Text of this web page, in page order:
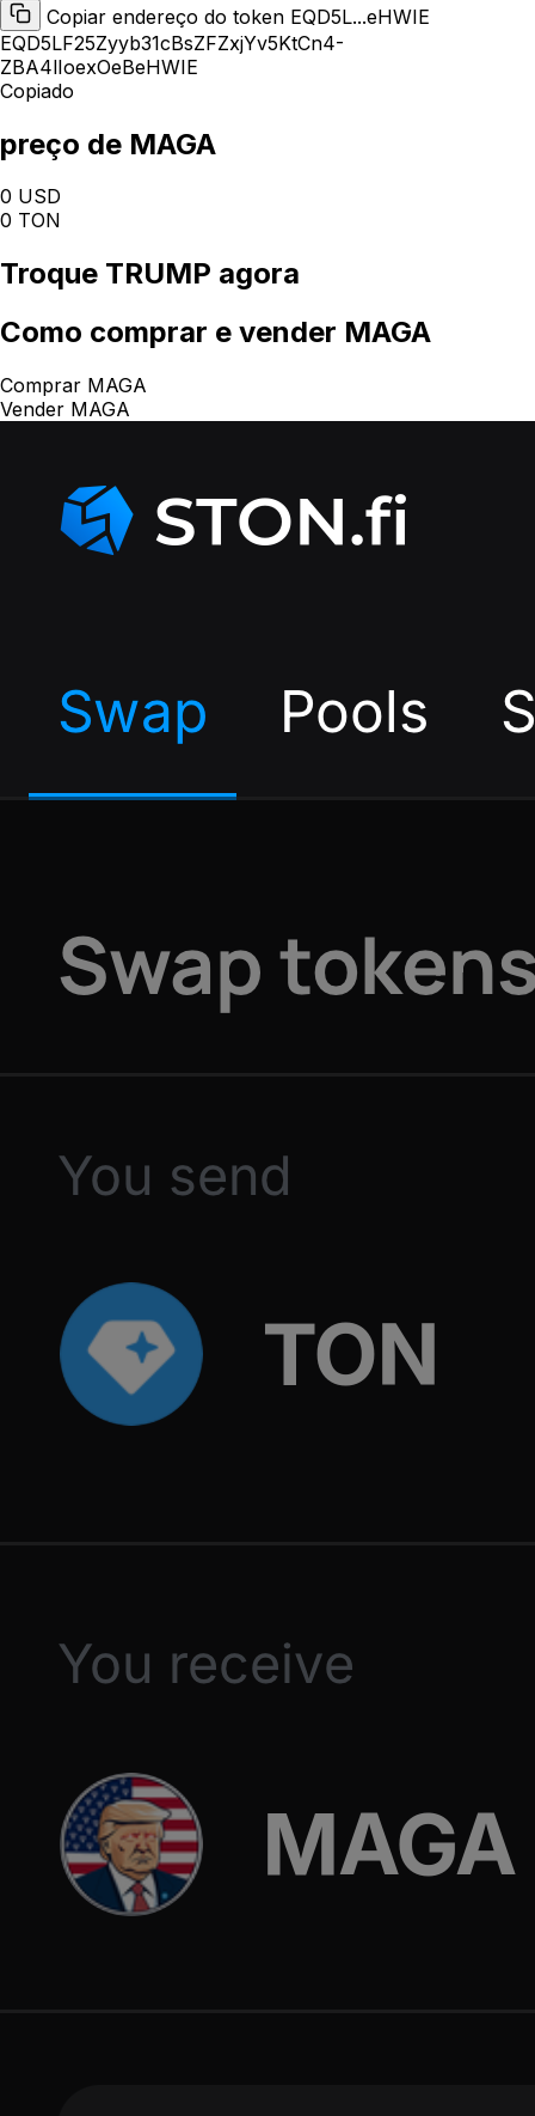
Copiar endereço do token EQD5L...eHWIE
EQD5LF25Zyyb31cBsZFZxjYv5KtCn4-
ZBA4lIoexOeBeHWIE
Copiado
preço de MAGA
0 USD
0 TON
Troque TRUMP agora
Como comprar e vender MAGA
Comprar MAGA
Vender MAGA